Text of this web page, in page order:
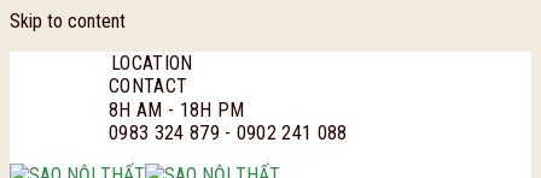
Skip to content
LOCATION
CONTACT
8H AM - 18H PM
0983 324 879 - 0902 241 088